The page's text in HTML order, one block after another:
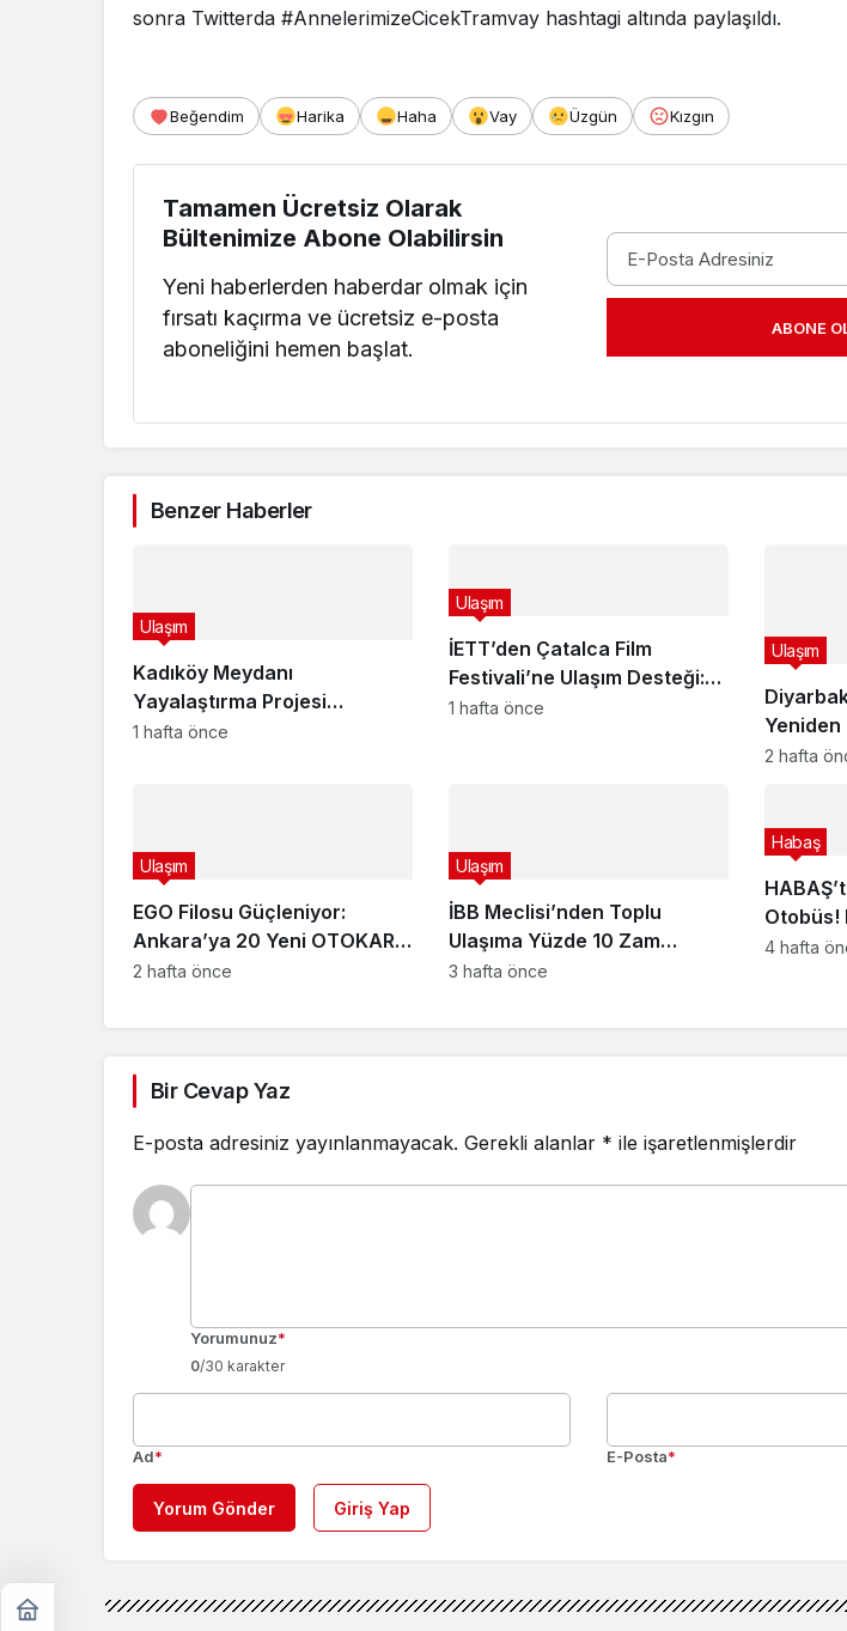
sonra Twitterda #AnnelerimizeCicekTramvay hashtagi altında paylaşıldı.
Beğendim Harika Haha Vay Üzgün Kızgın
Tamamen Ücretsiz Olarak
Bültenimize Abone Olabilirsin
Yeni haberlerden haberdar olmak için
fırsatı kaçırma ve ücretsiz e-posta
aboneliğini hemen başlat.
ABONE
Benzer Haberler
Kadıköy Meydanı
Yayalaştırma Projesi
Onaylandı: 26 Otobüs
Ulaşım
1 hafta önce
İETT’den Çatalca Film
Festivali’ne Ulaşım Desteği:
Özel Seferler Düzenlenecek
Ulaşım
1 hafta önce
Yeniden
Halk
Ulaşım
2 hafta
EGO Filosu Güçleniyor:
Ankara’ya 20 Yeni OTOKAR
Kent LF Otobüsü, Toplam
Ulaşım
2 hafta önce
İBB Meclisi’nden Toplu
Ulaşıma Yüzde 10 Zam
Kararı! İşte Yeni İstanbulkart,
Ulaşım
3 hafta önce
Otobüs!
Habaş
4 hafta
Bir Cevap Yaz
E-posta adresiniz yayınlanmayacak. Gerekli alanlar * ile işaretlenmişlerdir
Yorumunuz*
0/30 karakter
Ad* E-Posta*
Yorum Gönder Giriş Yap